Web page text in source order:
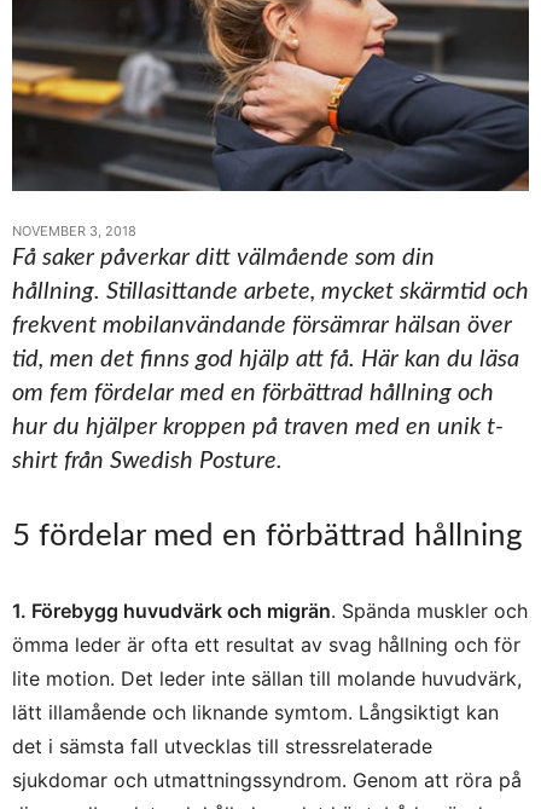
NOVEMBER 3, 2018
Få saker påverkar ditt välmående som din
hållning. Stillasittande arbete, mycket skärmtid och
frekvent mobilanvändande försämrar hälsan över
tid, men det finns god hjälp att få. Här kan du läsa
om fem fördelar med en förbättrad hållning och
hur du hjälper kroppen på traven med en unik t-
shirt från Swedish Posture.
5 fördelar med en förbättrad hållning
1. Förebygg huvudvärk och migrän. Spända muskler och
ömma leder är ofta ett resultat av svag hållning och för
lite motion. Det leder inte sällan till molande huvudvärk,
lätt illamående och liknande symtom. Långsiktigt kan
det i sämsta fall utvecklas till stressrelaterade
sjukdomar och utmattningssyndrom. Genom att röra på